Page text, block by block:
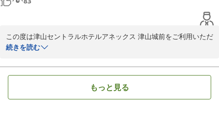
YouTubeなどのネット動画もお楽しみいただけます。
津山セントラルホテルアネックス津山城前
フロント　平岡
〜全国約160店舗展開中のBBHホテルグループ！〜
【連泊限定】【駐車場無料】お得！客室清掃不要プラン★朝食無料
バイキング＆ハッピーアワー大好評
カレー（※数量限定）、すき焼き丼・親子丼・牛丼・中華丼の4種
（※丼はお1人様1種類のみ）を
夜7時から9時までご提供しております。
また、ドリンクサーバー（ソフトドリンクやアルコール割り対応）
は
16時から24時までご利用いただけます。
この度は津山セントラルホテルアネックス 津山城前をご利用いただ
き、誠にありがとうございます。
ドリンクサービスにつきまして「最高」とのお言葉を頂戴し、大変
嬉しく存じます。
多くのお客様に気軽にご利用いただけるサービスとしてご好評をい
ただいております。
続きを読む
もっと見る